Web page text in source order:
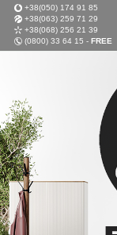
+38(050) 174 91 85
+38(063) 259 71 29
+38(068) 256 21 39
(0800) 33 64 15 - FREE